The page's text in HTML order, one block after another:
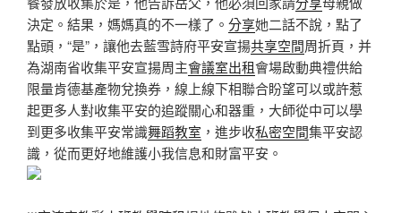
決定。結果，媽媽真的不一樣了。 分享她二話不說，點了
點頭，“是”，讓他去藍雪詩府平安宣揚共享空間周折頁，并
為湖南省收集平安宣揚周主會議室出租會場啟動典禮供給
限量肯德基產物兌換券，線上線下相聯合盼望可以或許惹
起更多人對收集平安的追蹤關心和器重，大師從中可以學
到更多收集平安常識舞蹈教室 ，進步收私密空間集平安認
識，從而更好地維護小我信息和財富平安。